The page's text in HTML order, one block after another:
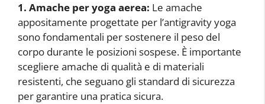
1. Amache per yoga aerea: Le amache
appositamente progettate per l’antigravity yoga
sono fondamentali per sostenere il peso del
corpo durante le posizioni sospese. È importante
scegliere amache di qualità e di materiali
resistenti, che seguano gli standard di sicurezza
per garantire una pratica sicura.